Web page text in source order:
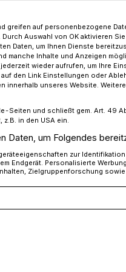
auf Allrather
Allrather
über riesige
Straße, die schon
einem
des
versehen.
greifen auf personenbezogene
Auswahl von OK aktivieren
Daten, um Ihnen Dienste
manche Inhalte und Anzeigen
wieder aufrufen, um Ihre
den Link Einstellungen oder
innerhalb unseres Website.
Seiten und schließt gem. Art. 49
z.B. in den USA ein.
Daten, um Folgendes
zur
Endgerät. Personalisierte
Zielgruppenforschung